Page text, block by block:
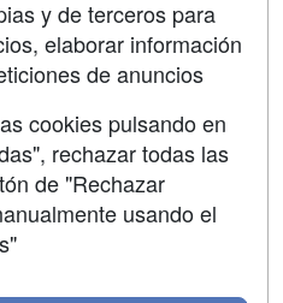
y de terceros para
elaborar información
de anuncios
cookies pulsando en
rechazar todas las
de "Rechazar
usando el